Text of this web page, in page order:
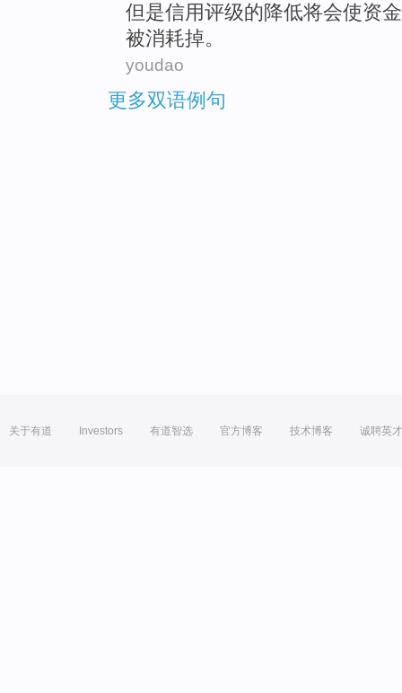
但是信用评级的 降低将会使资
被消耗掉。
youdao
更多双语例句
关于有道 Investors 有道智选 官方博客 技术博客 诚聘英才